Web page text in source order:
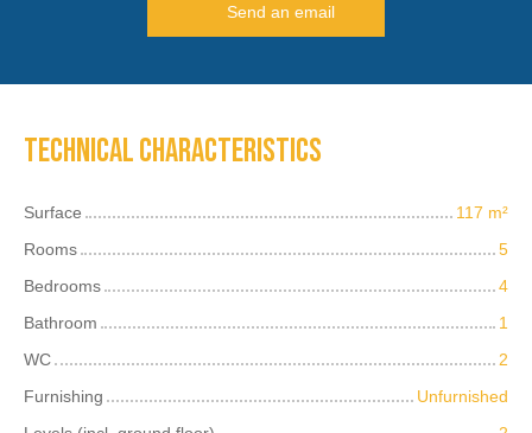
Send an email
Technical characteristics
Surface 117 m²
Rooms
5
Bedrooms
4
Bathroom
1
WC
2
Furnishing
Unfurnished